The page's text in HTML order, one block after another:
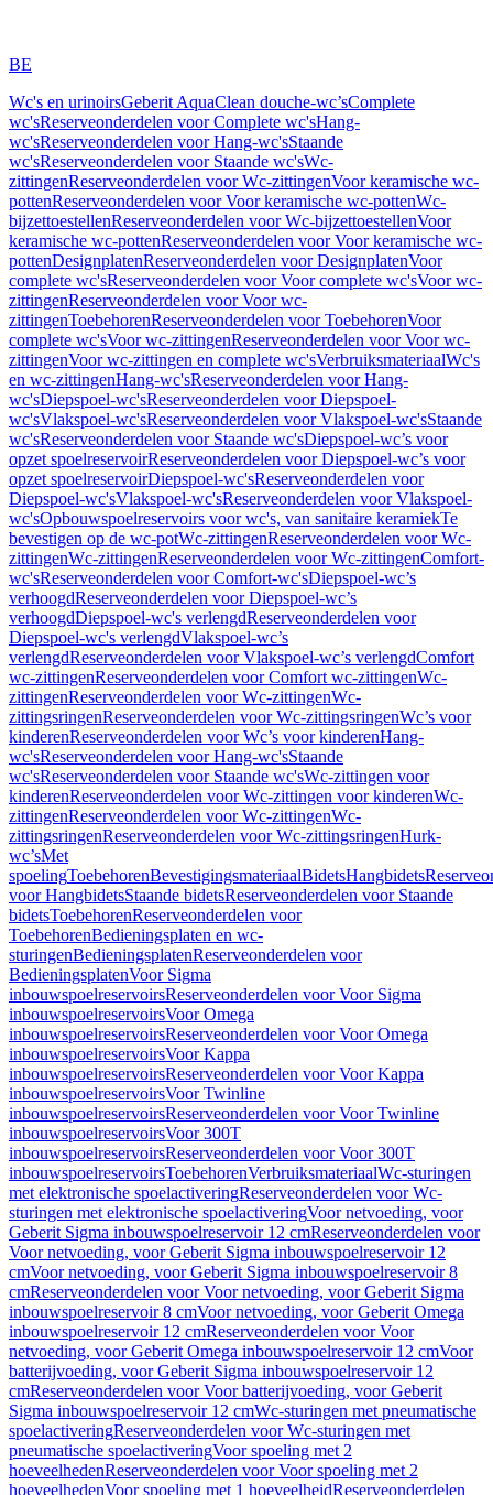
BE
Wc's en urinoirsGeberit AquaClean douche-wc’sComplete
wc'sReserveonderdelen voor Complete wc'sHang-
wc'sReserveonderdelen voor Hang-wc'sStaande
wc'sReserveonderdelen voor Staande wc'sWc-
zittingenReserveonderdelen voor Wc-zittingenVoor keramische wc-
pottenReserveonderdelen voor Voor keramische wc-pottenWc-
bijzettoestellenReserveonderdelen voor Wc-bijzettoestellenVoor
keramische wc-pottenReserveonderdelen voor Voor keramische wc-
pottenDesignplatenReserveonderdelen voor DesignplatenVoor
complete wc'sReserveonderdelen voor Voor complete wc'sVoor wc-
zittingenReserveonderdelen voor Voor wc-
zittingenToebehorenReserveonderdelen voor ToebehorenVoor
complete wc'sVoor wc-zittingenReserveonderdelen voor Voor wc-
zittingenVoor wc-zittingen en complete wc'sVerbruiksmateriaalWc's
en wc-zittingenHang-wc'sReserveonderdelen voor Hang-
wc'sDiepspoel-wc'sReserveonderdelen voor Diepspoel-
wc'sVlakspoel-wc'sReserveonderdelen voor Vlakspoel-wc'sStaande
wc'sReserveonderdelen voor Staande wc'sDiepspoel-wc’s voor
opzet spoelreservoirReserveonderdelen voor Diepspoel-wc’s voor
opzet spoelreservoirDiepspoel-wc'sReserveonderdelen voor
Diepspoel-wc'sVlakspoel-wc'sReserveonderdelen voor Vlakspoel-
wc'sOpbouwspoelreservoirs voor wc's, van sanitaire keramiekTe
bevestigen op de wc-potWc-zittingenReserveonderdelen voor Wc-
zittingenWc-zittingenReserveonderdelen voor Wc-zittingenComfort-
wc'sReserveonderdelen voor Comfort-wc'sDiepspoel-wc’s
verhoogdReserveonderdelen voor Diepspoel-wc’s
verhoogdDiepspoel-wc's verlengdReserveonderdelen voor
Diepspoel-wc's verlengdVlakspoel-wc’s
verlengdReserveonderdelen voor Vlakspoel-wc’s verlengdComfort
wc-zittingenReserveonderdelen voor Comfort wc-zittingenWc-
zittingenReserveonderdelen voor Wc-zittingenWc-
zittingsringenReserveonderdelen voor Wc-zittingsringenWc’s voor
kinderenReserveonderdelen voor Wc’s voor kinderenHang-
wc'sReserveonderdelen voor Hang-wc'sStaande
wc'sReserveonderdelen voor Staande wc'sWc-zittingen voor
kinderenReserveonderdelen voor Wc-zittingen voor kinderenWc-
zittingenReserveonderdelen voor Wc-zittingenWc-
zittingsringenReserveonderdelen voor Wc-zittingsringenHurk-
wc’sMet
spoelingToebehorenBevestigingsmateriaalBidetsHangbidets
voor HangbidetsStaande bidetsReserveonderdelen voor Staande
bidetsToebehorenReserveonderdelen voor
ToebehorenBedieningsplaten en wc-
sturingenBedieningsplatenReserveonderdelen voor
BedieningsplatenVoor Sigma
inbouwspoelreservoirsReserveonderdelen voor Voor Sigma
inbouwspoelreservoirsVoor Omega
inbouwspoelreservoirsReserveonderdelen voor Voor Omega
inbouwspoelreservoirsVoor Kappa
inbouwspoelreservoirsReserveonderdelen voor Voor Kappa
inbouwspoelreservoirsVoor Twinline
inbouwspoelreservoirsReserveonderdelen voor Voor Twinline
inbouwspoelreservoirsVoor 300T
inbouwspoelreservoirsReserveonderdelen voor Voor 300T
inbouwspoelreservoirsToebehorenVerbruiksmateriaalWc-sturingen
met elektronische spoelactiveringReserveonderdelen voor Wc-
sturingen met elektronische spoelactiveringVoor netvoeding, voor
Geberit Sigma inbouwspoelreservoir 12 cmReserveonderdelen voor
Voor netvoeding, voor Geberit Sigma inbouwspoelreservoir 12
cmVoor netvoeding, voor Geberit Sigma inbouwspoelreservoir 8
cmReserveonderdelen voor Voor netvoeding, voor Geberit Sigma
inbouwspoelreservoir 8 cmVoor netvoeding, voor Geberit Omega
inbouwspoelreservoir 12 cmReserveonderdelen voor Voor
netvoeding, voor Geberit Omega inbouwspoelreservoir 12 cmVoor
batterijvoeding, voor Geberit Sigma inbouwspoelreservoir 12
cmReserveonderdelen voor Voor batterijvoeding, voor Geberit
Sigma inbouwspoelreservoir 12 cmWc-sturingen met pneumatische
spoelactiveringReserveonderdelen voor Wc-sturingen met
pneumatische spoelactiveringVoor spoeling met 2
hoeveelhedenReserveonderdelen voor Voor spoeling met 2
hoeveelhedenVoor spoeling met 1 hoeveelheidReserveonderdelen